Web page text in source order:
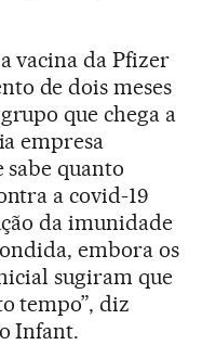
vacina da Pfizer
de dois meses
que chega a
empresa
sabe quanto
a covid-19
da imunidade
embora os
sugiram que
tempo”, diz
Infant.